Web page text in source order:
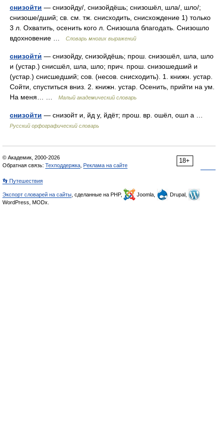
снизойти — снизойду/, снизойдёшь; снизошёл, шла/, шло/;
снизоше/дший; св. см. тж. снисходить, снисхождение 1) только
3 л. Охватить, осенить кого л. Снизошла благодать. Снизошло
вдохновение …
Словарь многих выражений
снизойти́ — снизойду, снизойдёшь; прош. снизошёл, шла, шло
и (устар.) снисшёл, шла, шло; прич. прош. снизошедший и
(устар.) снисшедший; сов. (несов. снисходить). 1. книжн. устар.
Сойти, спуститься вниз. 2. книжн. устар. Осенить, прийти на ум.
На меня… …
Малый академический словарь
снизойти — снизойт и, йд у, йдёт; прош. вр. ошёл, ошл а …
Русский орфографический словарь
18+
© Академик, 2000-2026
Обратная связь: Техподдержка Реклама на сайте
👣 Путешествия
Экспорт словарей на сайты , сделанные на PHP, Joomla,
Drupal,
WordPress, MODx.